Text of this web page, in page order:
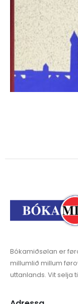
Bókamiðsølan er
millumlið millum
uttanlands. Vit selja